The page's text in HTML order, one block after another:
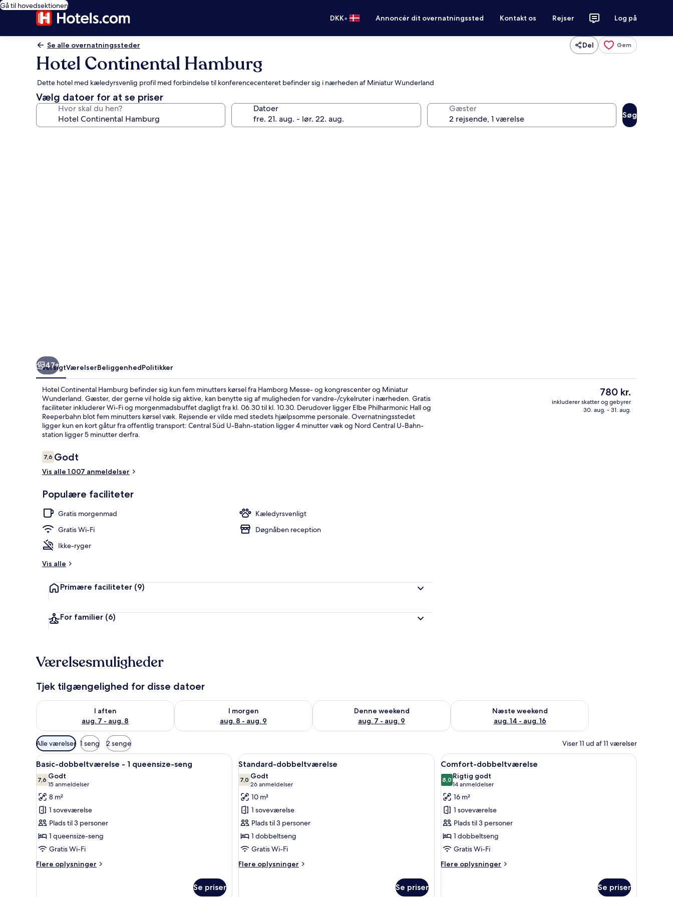
Gå til hovedsektionen
DKK• Annoncér dit overnatningssted Kontakt os Rejser Log på
Se alle overnatningssteder Del Gem
Hotel Continental Hamburg
Dette hotel med kæledyrsvenlig profil med forbindelse til konferencecenteret befinder sig i nærheden af Miniatur Wunderland
Vælg datoer for at se priser
Hvor skal du hen? Datoer Gæster
Søg
Gratis morgenmadsbuffet hver dag
47+
OversigtVærelserBeliggenhedPolitikker
Hotel Continental Hamburg befinder sig kun fem minutters kørsel fra Hamborg Messe- og kongrescenter og Miniatur
Wunderland. Gæster, der gerne vil holde sig aktive, kan benytte sig af muligheden for vandre-/cykelruter i nærheden. Gratis
faciliteter inkluderer Wi-Fi og morgenmadsbuffet dagligt fra kl. 06.30 til kl. 10.30. Derudover ligger Elbe Philharmonic Hall og
Reeperbahn blot fem minutters kørsel væk. Rejsende er vilde med stedets hjælpsomme personale. Overnatningsstedet
ligger kun en kort gåtur fra offentlig transport: Central Süd U-Bahn-station ligger 4 minutter væk og Nord Central U-Bahn-
station ligger 5 minutter derfra.
Anmeldelser
7,67,6 ud af 10.
Godt
Vis alle 1.007 anmeldelser
Populære faciliteter
Gratis morgenmad
Kæledyrsvenligt
Gratis Wi-Fi
Døgnåben reception
Ikke-ryger
Vis alle
Primære faciliteter (9)
For familier (6)
Den
nuværende
pris
780 kr.
inkluderer skatter og gebyrer
30. aug. - 31. aug.
Værelsesmuligheder
Tjek tilgængelighed for disse datoer
I aften
aug. 7 - aug. 8
Tjek tilgængelighed for i aften aug. 7 - aug. 8
I morgen
aug. 8 - aug. 9
Tjek tilgængelighed for i morgen aug. 8 - aug. 9
Denne weekend
aug. 7 - aug. 9
Tjek tilgængelighed for denne weekend aug. 7 - aug. 9
Næste weekend
aug. 14 - aug. 16
Tjek tilgængelighed for næste weekend aug. 14 - aug. 16
Tilgængelige
filtre
for
værelser
Alle værelser 1 seng 2 senge Viser 11 ud af 11 værelser
Indlæs
alle
billeder
af
Basic-
dobbeltværelse
-
1
queensize-
seng
Et hotelværelse med en stor seng, en polstret sengegavl og to sengeborde med lamper.
5
Basic-dobbeltværelse - 1 queensize-seng
7,67,6 ud af 10
Godt
15 anmeldelser
(15
anmeldelser)
8 m²
1 soveværelse
Plads til 3 personer
1 queensize-seng
Gratis Wi-Fi
Flere oplysninger
Flere
Se priser
Indlæs
alle
billeder
af
Standard-
dobbeltværelse
Et hotelværelse med en stor seng, to sengeborde, et natbord og et vindue med let gardin.
8
Standard-dobbeltværelse
7,07,0 ud af 10
Godt
26 anmeldelser
(26
anmeldelser)
10 m²
1 soveværelse
Plads til 3 personer
1 dobbeltseng
Gratis Wi-Fi
Flere oplysninger
Flere
Se priser
Indlæs
alle
billeder
af
Comfort-
dobbeltværelse
Et hotelværelse med en stor seng, flere
7
Comfort-dobbeltværelse
8,08,0 ud af 10
Rigtig godt
14 anmeldelser
(14
anmeldelser)
16 m²
1 soveværelse
Plads til 3 personer
1 dobbeltseng
Gratis Wi-Fi
Flere oplysninger
Flere
Se priser